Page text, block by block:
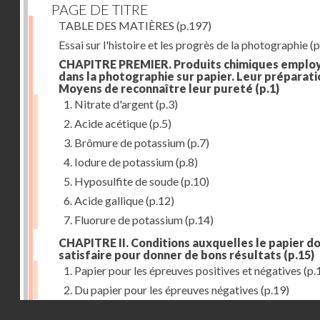
PAGE DE TITRE
TABLE DES MATIÈRES (p.197)
Essai sur l'histoire et les progrès de la photographie
CHAPITRE PREMIER. Produits chimiques
dans la photographie sur papier. Leur
Moyens de reconnaître leur pureté (p.1)
1. Nitrate d'argent(p.3)
2. Acide acétique(p.5)
3. Brômure de potassium(p.7)
4. Iodure de potassium(p.8)
5. Hyposulfite de soude(p.10)
6. Acide gallique(p.12)
7. Fluorure de potassium(p.14)
CHAPITRE II. Conditions auxquelles le papier
satisfaire pour donner de bons résultats (p.15)
1. Papier pour les épreuves positives et négatives
2. Du papier pour les épreuves négatives (p.19)